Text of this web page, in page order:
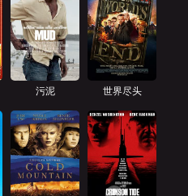
污泥 世界尽头